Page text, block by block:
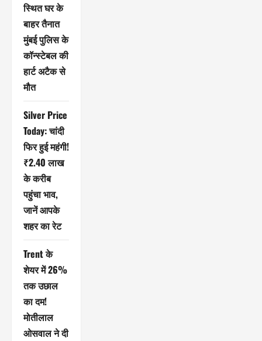
स्थित घर के
बाहर तैनात
मुंबई पुलिस के
कॉन्स्टेबल की
हार्ट अटैक से
मौत
Silver Price
Today: चांदी
फिर हुई महंगी!
₹2.40 लाख
के करीब
पहुंचा भाव,
जानें आपके
शहर का रेट
Trent के
शेयर में 26%
तक उछाल
का दम!
मोतीलाल
ओसवाल ने दी